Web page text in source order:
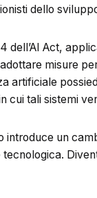
dello
4 dell’AI Act,
misure
artificiale
cui tali sistemi
introduce un
tecnologica.